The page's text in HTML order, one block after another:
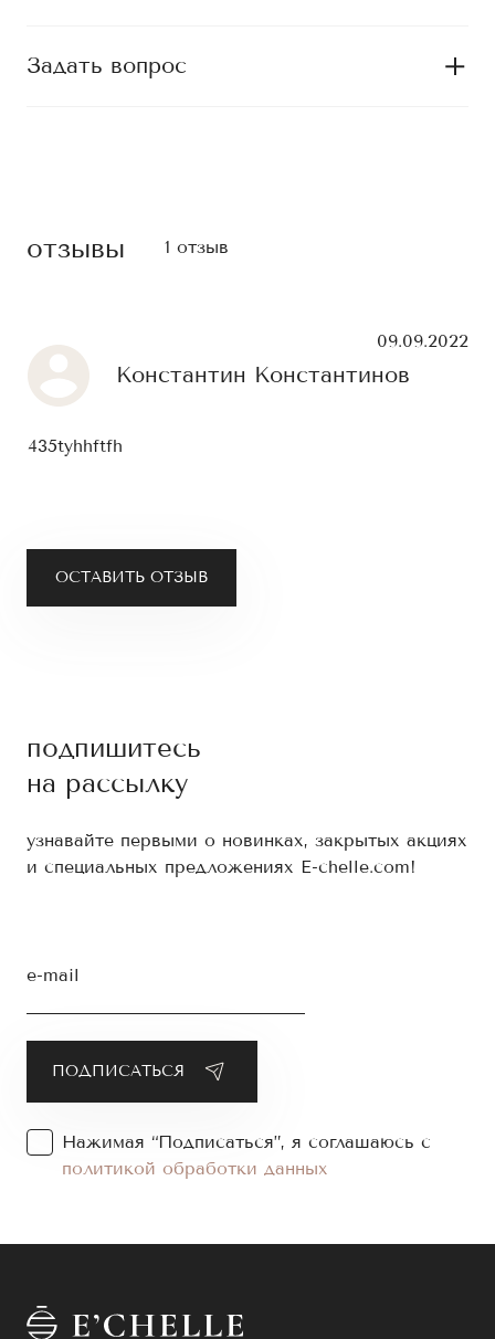
Задать вопрос
отзывы 1 отзыв
ОСТАВИТЬ ОТЗЫВ
Константин Константинов
09.09.2022
435tyhhftfh
подпишитесь
на рассылку
узнавайте первыми о новинках, закрытых акциях
и специальных предложениях E-chelle.com!
e-mail
Нажимая “Подписаться”, я соглашаюсь с
политикой обработки данных